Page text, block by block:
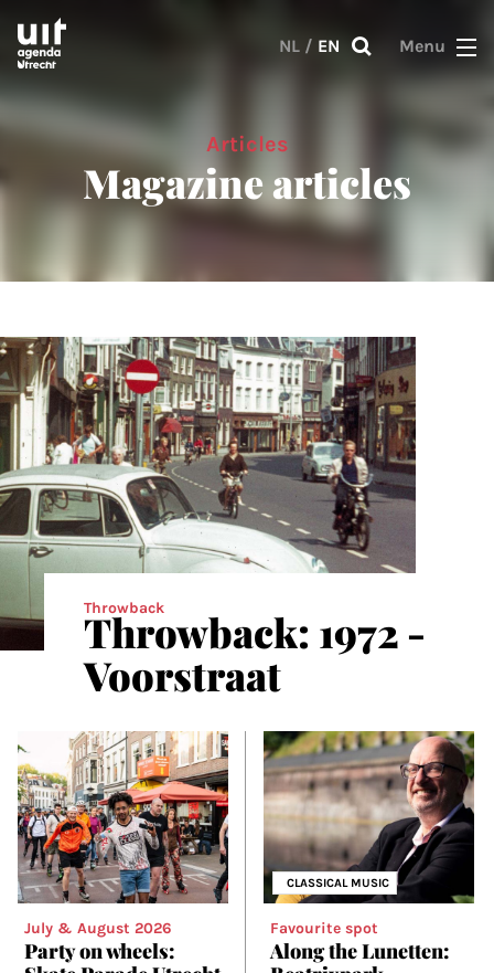
Skip to main content
NL / EN Menu
Articles
Magazine articles
Throwback
Throwback: 1972 -
Voorstraat
July & August 2026
Party on wheels:
CLASSICAL MUSIC
Favourite spot
Along the Lunetten: